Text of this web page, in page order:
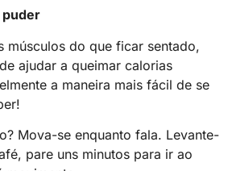
puder
músculos do que ficar sentado,
ajudar a queimar calorias
a maneira mais fácil de se
Mova-se enquanto fala. Levante-
pare uns minutos para ir ao